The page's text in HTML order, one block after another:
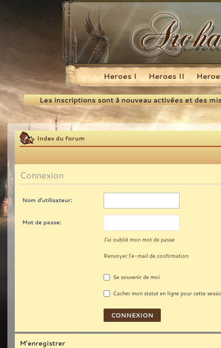
Recherche
Heroes I Heroes II
Les inscriptions sont à nouveau activées et des
Index du forum
Connexion
Nom d’utilisateur:
Mot de passe:
J’ai oublié mon mot de passe
Renvoyer l’e-mail de confirmation
Se souvenir de moi
Cacher mon statut en ligne pour cette
M’enregistrer